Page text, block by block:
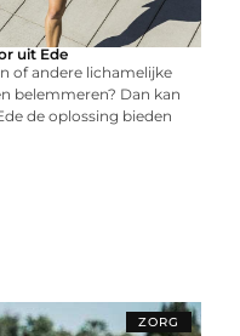
uit Ede
of andere lichamelijke
belemmeren? Dan kan
de oplossing bieden
ZORG